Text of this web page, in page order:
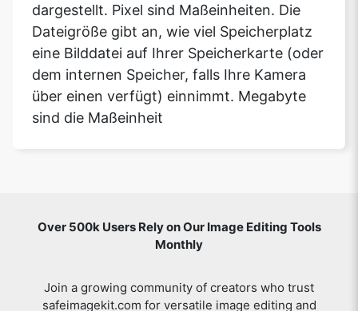
dargestellt. Pixel sind Maßeinheiten. Die
Dateigröße gibt an, wie viel Speicherplatz
eine Bilddatei auf Ihrer Speicherkarte (oder
dem internen Speicher, falls Ihre Kamera
über einen verfügt) einnimmt. Megabyte
sind die Maßeinheit
Over 500k Users Rely on Our Image Editing Tools
Monthly
Join a growing community of creators who trust
safeimagekit.com for versatile image editing and